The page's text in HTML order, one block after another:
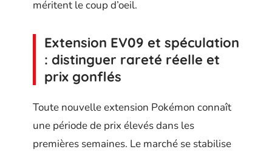
méritent le coup d’oeil.
Extension EV09 et spéculation
: distinguer rareté réelle et
prix gonflés
Toute nouvelle extension Pokémon connaît
une période de prix élevés dans les
premières semaines. Le marché se stabilise